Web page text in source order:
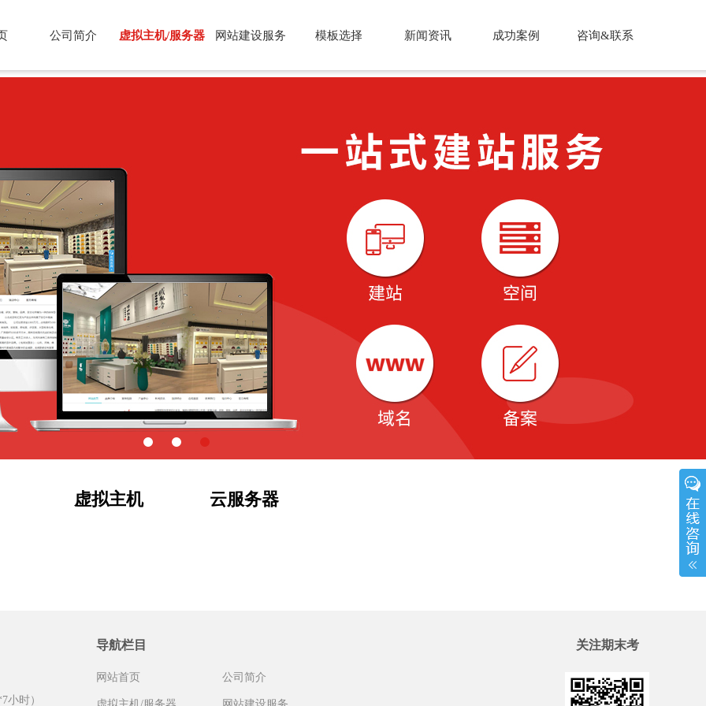
公司简介 虚拟主机/服务器 网站建设服务 模板选择 新闻资讯 成功案例 咨询&联系
虚拟主机 云服务器
小时）
导航栏目
网站首页 公司简介
关注期末考